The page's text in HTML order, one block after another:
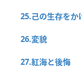
25.己の生存をか
26.変貌
27.紅海と後悔